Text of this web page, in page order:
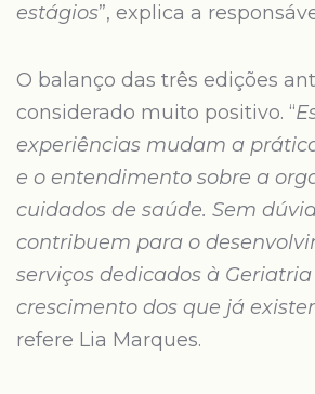
estágios”, explica a
O balanço das três edições
considerado muito positivo. “
experiências mudam a
e o entendimento sobre a
cuidados de saúde. Sem
contribuem para o
serviços dedicados à
crescimento dos que já
refere Lia Marques.